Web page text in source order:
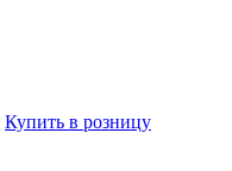
Купить в розницу